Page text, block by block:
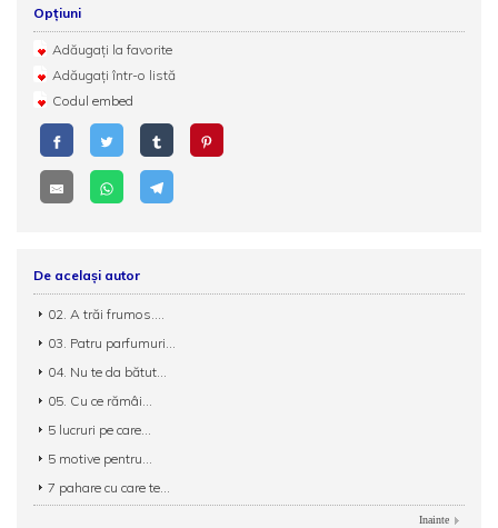
Opțiuni
Adăugați la favorite
Adăugați într-o listă
Codul embed
De același autor
02. A trăi frumos....
03. Patru parfumuri...
04. Nu te da bătut...
05. Cu ce rămâi...
5 lucruri pe care...
5 motive pentru...
7 pahare cu care te...
Inainte